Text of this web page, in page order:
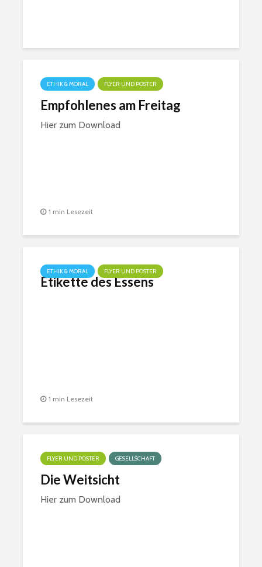
ETHIK & MORAL FLYER UND POSTER
Empfohlenes am Freitag
Hier zum Download
1 min Lesezeit
ETHIK & MORAL FLYER UND POSTER
Etikette des Essens
1 min Lesezeit
FLYER UND POSTER GESELLSCHAFT
Die Weitsicht
Hier zum Download